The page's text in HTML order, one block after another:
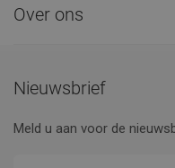
Over ons
Nieuwsbrief
Meld u aan voor de